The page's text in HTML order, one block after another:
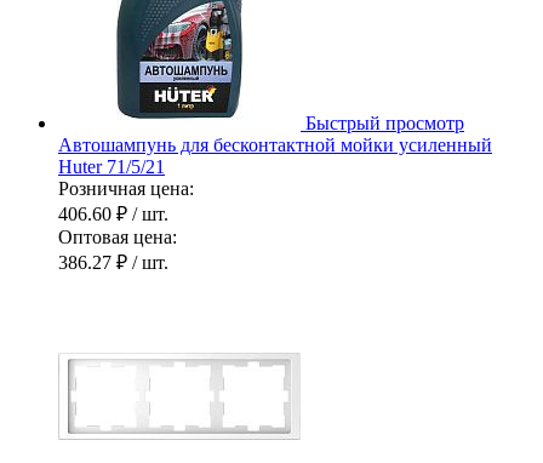
Быстрый просмотр
Автошампунь для бесконтактной мойки усиленный
Huter 71/5/21
Розничная цена:
406.60 ₽ / шт.
Оптовая цена:
386.27 ₽ / шт.